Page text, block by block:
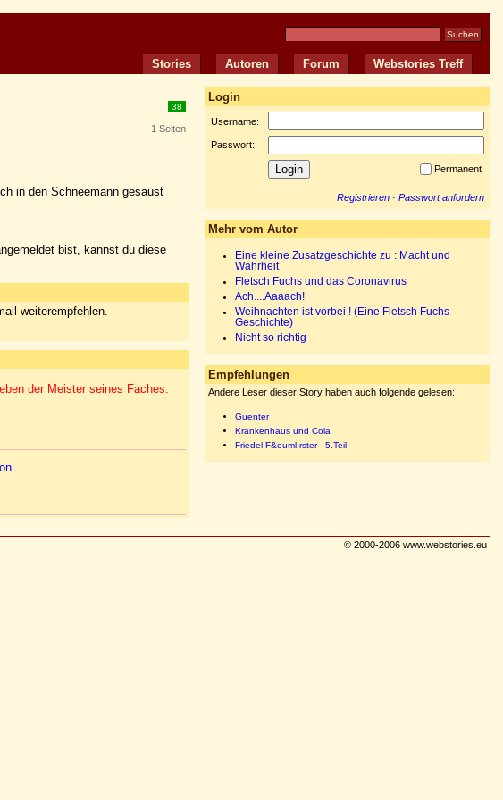
Stories Autoren Forum Webstories Treff
38
1 Seiten
in den Schneemann gesaust
bist, kannst du diese
weiterempfehlen.
der Meister seines Faches.
Login
Username:
Passwort:
Permanent
Registrieren · Passwort anfordern
Mehr vom Autor
Eine kleine Zusatzgeschichte zu : Macht und
Wahrheit
Fletsch Fuchs und das Coronavirus
Ach....Aaaach!
Weihnachten ist vorbei ! (Eine Fletsch Fuchs
Geschichte)
Nicht so richtig
Empfehlungen
Andere Leser dieser Story haben auch folgende gelesen:
Guenter
Krankenhaus und Cola
Friedel F&ouml;rster - 5.Teil
© 2000-2006 www.webstories.eu